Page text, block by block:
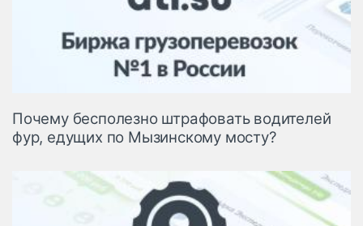
Почему бесполезно штрафовать водителей
фур, едущих по Мызинскому мосту?